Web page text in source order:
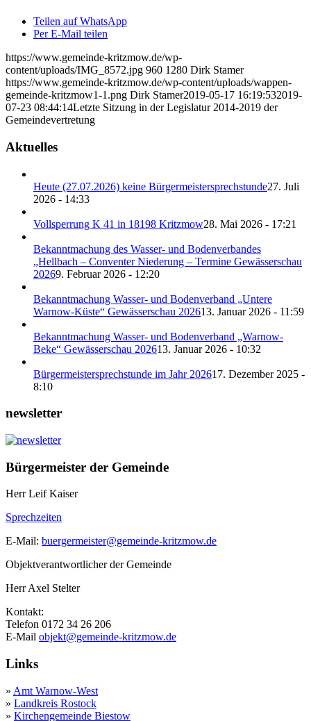
Teilen auf WhatsApp
Per E-Mail teilen
https://www.gemeinde-kritzmow.de/wp-
content/uploads/IMG_8572.jpg 960 1280 Dirk Stamer
https://www.gemeinde-kritzmow.de/wp-content/uploads/wappen-
gemeinde-kritzmow1-1.png Dirk Stamer2019-05-17 16:19:532019-
07-23 08:44:14Letzte Sitzung in der Legislatur 2014-2019 der
Gemeindevertretung
Aktuelles
Heute (27.07.2026) keine Bürgermeistersprechstunde27. Juli
2026 - 14:33
Vollsperrung K 41 in 18198 Kritzmow28. Mai 2026 - 17:21
Bekanntmachung des Wasser- und Bodenverbandes
„Hellbach – Conventer Niederung – Termine Gewässerschau
20269. Februar 2026 - 12:20
Bekanntmachung Wasser- und Bodenverband „Untere
Warnow-Küste“ Gewässerschau 202613. Januar 2026 - 11:59
Bekanntmachung Wasser- und Bodenverband „Warnow-
Beke“ Gewässerschau 202613. Januar 2026 - 10:32
Bürgermeistersprechstunde im Jahr 202617. Dezember 2025 -
8:10
newsletter
Bürgermeister der Gemeinde
Herr Leif Kaiser
Sprechzeiten
E-Mail: buergermeister@gemeinde-kritzmow.de
Objektverantwortlicher der Gemeinde
Herr Axel Stelter
Kontakt:
Telefon 0172 34 26 206
E-Mail objekt@gemeinde-kritzmow.de
Links
» Amt Warnow-West
» Landkreis Rostock
» Kirchengemeinde Biestow